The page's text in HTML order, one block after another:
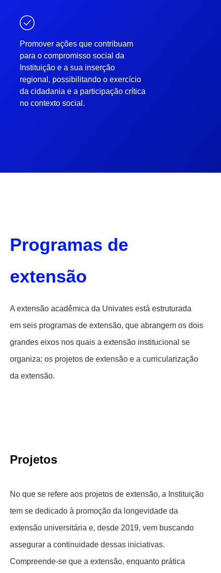
Promover ações que contribuam
para o compromisso social da
Instituição e a sua inserção
regional, possibilitando o exercício
da cidadania e a participação crítica
no contexto social.
Programas de
extensão
A extensão acadêmica da Univates está estruturada
em seis programas de extensão, que abrangem os dois
grandes eixos nos quais a extensão institucional se
organiza: os projetos de extensão e a curricularização
da extensão.
Projetos
No que se refere aos projetos de extensão, a Instituição
tem se dedicado à promoção da longevidade da
extensão universitária e, desde 2019, vem buscando
assegurar a continuidade dessas iniciativas.
Compreende-se que a extensão, enquanto prática